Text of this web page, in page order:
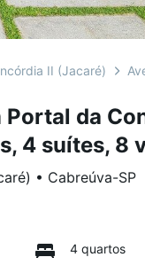
II (Jacaré)
Portal da
4 suítes, 8
• Cabreúva-SP
4 quartos